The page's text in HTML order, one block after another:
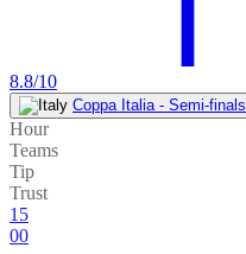
8.8/10
Coppa Italia - Semi-finals
Hour
Teams
Tip
Trust
15
00